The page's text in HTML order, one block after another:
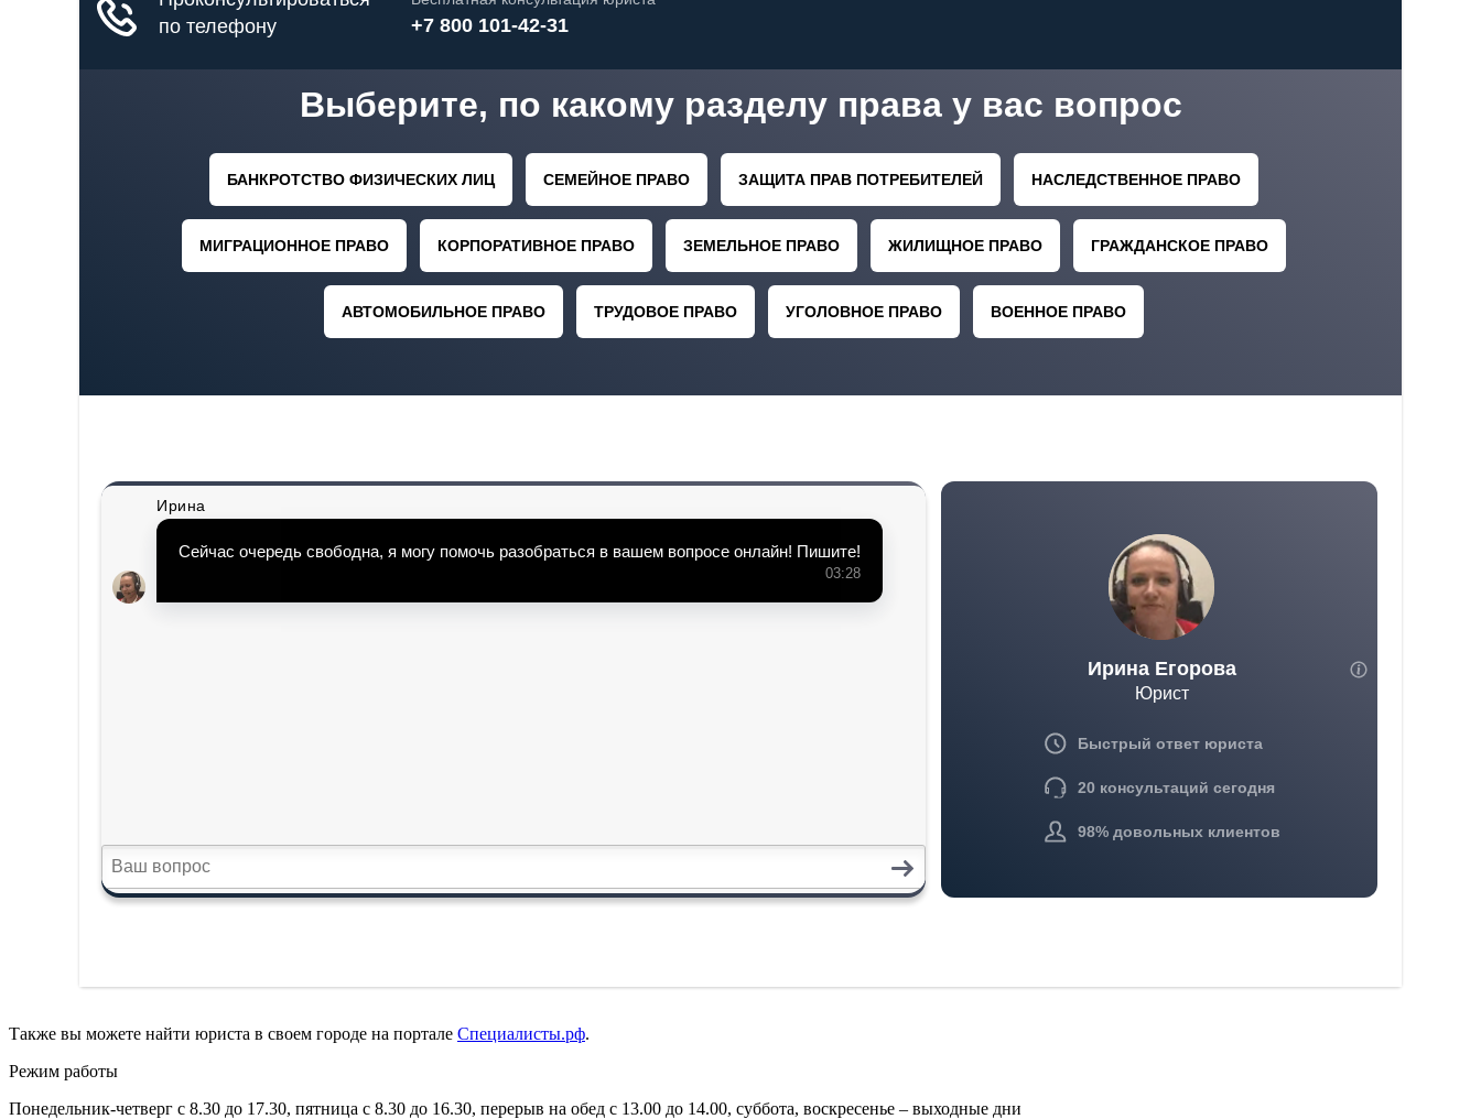
Также вы можете найти юриста в своем городе на портале Специалисты.рф.
Режим работы
Понедельник-четверг с 8.30 до 17.30, пятница с 8.30 до 16.30, перерыв на обед с 13.00 до 14.00, суббота, воскресенье – выходные дни